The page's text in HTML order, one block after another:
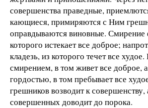
совершенства праведные,
кающиеся, примиряются с Ним
оправдываются виновные. Смирение
которого истекает все доброе;
кладезь, из которого течет все
смирением, в том живет все доброе,
гордостью, в том пребывает все
грешников возводит к совершенству,
совершенных доводит до порока.